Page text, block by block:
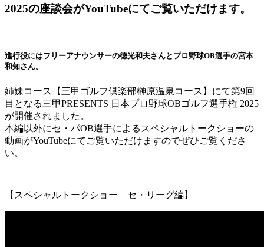
2025の座談会がYouTubeにてご覧いただけます。
進行役にはフリーアナウンサーの徳光和夫さんとプロ野球OB選手の宮本
和知さん。
姉妹コース【三甲ゴルフ倶楽部榊原温泉コース】にて第9回
目となる三甲PRESENTS 日本プロ野球OBゴルフ選手権 2025
が開催されました。
本編以外にセ・パOB選手によるスペシャルトークショーの
動画がYouTubeにてご覧いただけますのでぜひご覧くださ
い。
【スペシャルトークショー セ・リーグ編】